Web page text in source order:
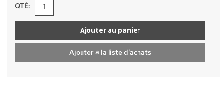
QTÉ:
Ajouter au panier
Ajouter à la liste d'achats